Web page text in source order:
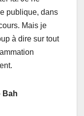
publique, dans
Mais je
à dire sur tout
Bah